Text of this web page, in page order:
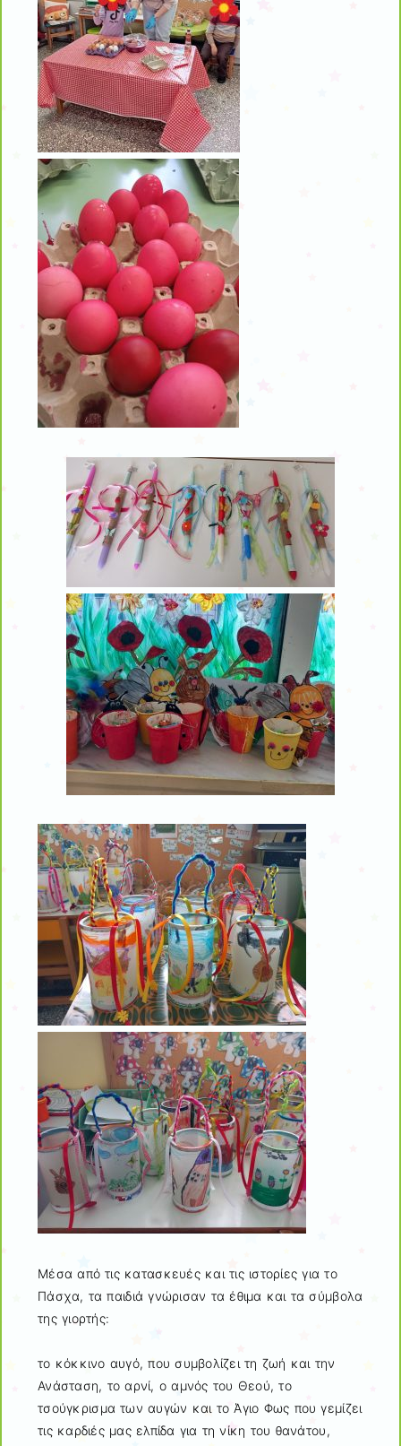
Μέσα από τις κατασκευές και τις ιστορίες για το
Πάσχα, τα παιδιά γνώρισαν τα έθιμα και τα σύμβολα
της γιορτής:
το κόκκινο αυγό, που συμβολίζει τη ζωή και την
Ανάσταση, το αρνί, ο αμνός του Θεού, το
τσούγκρισμα των αυγών και το Άγιο Φως που γεμίζει
τις καρδιές μας ελπίδα για τη νίκη του θανάτου,